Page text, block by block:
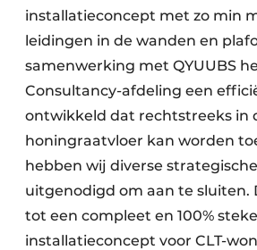
installatieconcept met zo min
leidingen in de wanden en
samenwerking met QYUUBS
Consultancy-afdeling een
ontwikkeld dat rechtstreeks in
honingraatvloer kan worden
hebben wij diverse
uitgenodigd om aan te sluiten.
tot een compleet en 100%
installatieconcept voor CLT-